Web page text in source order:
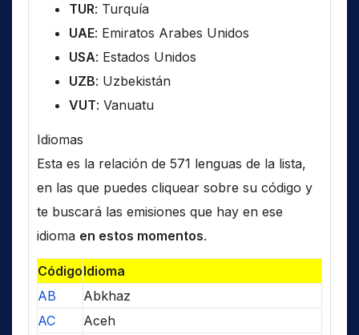
TUR: Turquía
UAE: Emiratos Arabes Unidos
USA: Estados Unidos
UZB: Uzbekistán
VUT: Vanuatu
Idiomas
Esta es la relación de 571 lenguas de la lista,
en las que puedes cliquear sobre su código y
te buscará las emisiones que hay en ese
idioma en estos momentos.
CódigoIdioma
AB
Abkhaz
AC
Aceh